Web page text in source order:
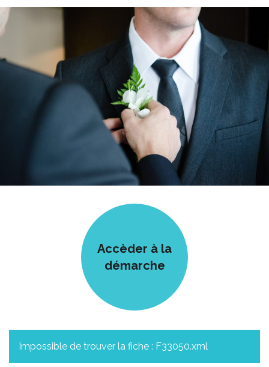
Accèder à la
démarche
Impossible de trouver la fiche : F33050.xml